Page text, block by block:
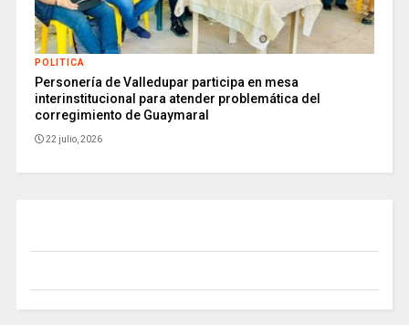
POLITICA
Personería de Valledupar participa en mesa
interinstitucional para atender problemática del
corregimiento de Guaymaral
22 julio, 2026